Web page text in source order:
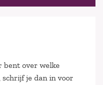
bent over welke
je dan in voor